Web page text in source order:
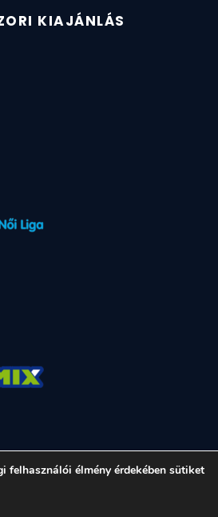
KIAJÁNLÁS
felhasználói élmény érdekében sütiket